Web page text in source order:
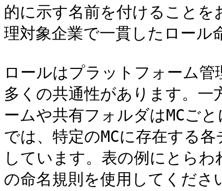
的に示す名前を付けること
理対象企業で一貫したロール
ロールはプラットフォーム
多くの共通性があります。
ームや共有フォルダはMCご
では、特定のMCに存在する
しています。表の例にとら
の命名規則を使用してくださ